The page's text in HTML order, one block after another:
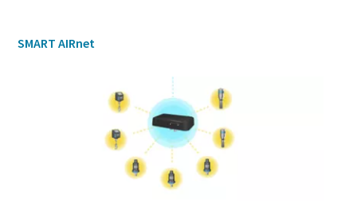
SMART AIRnet